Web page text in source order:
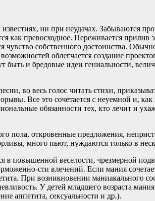
ни при неудачах. Забываются
как превосходное. Переживается прилив
собственного достоинства. Обычно
облегчается создание
быть и бредовые идеи гениальности,
во весь голос читать стихи,
Все это сочетается с неуемной и,
обязанности тех, кто лечит и
пола, откровенные предложения,
много пьют, нуждаются только в
в повышенной веселости, чрезмерной
сти влечений. Если мания
При возникновении маниакального
У детей младшего возраста
аппетита, сексуальности и др.).